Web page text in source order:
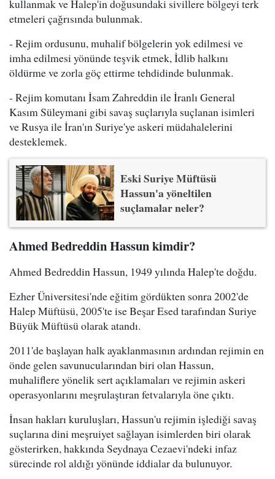
kullanmak ve Halep'in doğusundaki sivillere bölgeyi terk
etmeleri çağrısında bulunmak.
- Rejim ordusunu, muhalif bölgelerin yok edilmesi ve
imha edilmesi yönünde teşvik etmek, İdlib halkını
öldürme ve zorla göç ettirme tehdidinde bulunmak.
- Rejim komutanı İsam Zahreddin ile İranlı General
Kasım Süleymani gibi savaş suçlarıyla suçlanan isimleri
ve Rusya ile İran'ın Suriye'ye askeri müdahalelerini
desteklemek.
Eski Suriye Müftüsü
Hassun'a yöneltilen
suçlamalar neler?
Ahmed Bedreddin Hassun kimdir?
Ahmed Bedreddin Hassun, 1949 yılında Halep'te doğdu.
Ezher Üniversitesi'nde eğitim gördükten sonra 2002'de
Halep Müftüsü, 2005'te ise Beşar Esed tarafından Suriye
Büyük Müftüsü olarak atandı.
2011'de başlayan halk ayaklanmasının ardından rejimin en
önde gelen savunucularından biri olan Hassun,
muhaliflere yönelik sert açıklamaları ve rejimin askeri
operasyonlarını meşrulaştıran fetvalarıyla öne çıktı.
İnsan hakları kuruluşları, Hassun'u rejimin işlediği savaş
suçlarına dini meşruiyet sağlayan isimlerden biri olarak
gösterirken, hakkında Seydnaya Cezaevi'ndeki infaz
sürecinde rol aldığı yönünde iddialar da bulunuyor.